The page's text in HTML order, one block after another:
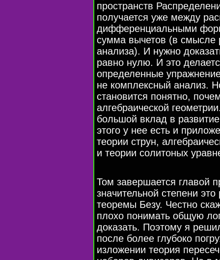
пространств
получается уже между
дифференциальными
сумма вычетов (в смысле
анализа). И нужно
равно нулю. И это
определенные
не комплексный анализ.
становится понятно,
алгебраической
большой вклад в
этого у нее есть и
теории струн,
и теории солитоных
Том завершается главой
значительной степени
теоремы Безу. Честно
плохо понимать общую
доказать. Поэтому я
после более глубоко
изложении теория